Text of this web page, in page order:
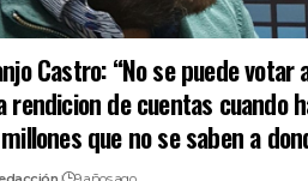
Castro: “No se puede votar
rendicion de cuentas cuando
que no se saben a